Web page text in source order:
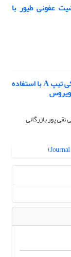
عفونی طیور با
شناسایی دگرگونی ژنتیکی در ویروس تب برفکی تیپ A با استفاده
پور بازرگانی